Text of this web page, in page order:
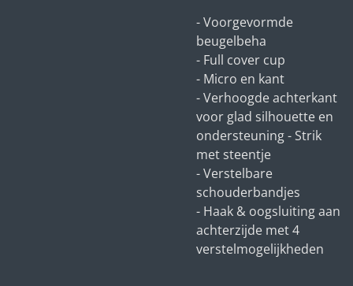
- Voorgevormde
beugelbeha
- Full cover cup
- Micro en kant
- Verhoogde achterkant
voor glad silhouette en
ondersteuning - Strik
met steentje
- Verstelbare
schouderbandjes
- Haak & oogsluiting aan
achterzijde met 4
verstelmogelijkheden